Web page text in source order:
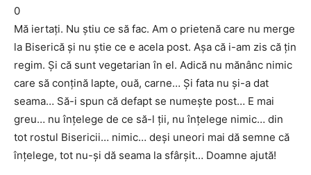
0
Mă iertaţi. Nu ştiu ce să fac. Am o prietenă care nu merge
la Biserică şi nu ştie ce e acela post. Aşa că i-am zis că ţin
regim. Şi că sunt vegetarian în el. Adică nu mănânc nimic
care să conţină lapte, ouă, carne… Şi fata nu şi-a dat
seama… Să-i spun că defapt se numeşte post… E mai
greu… nu înţelege de ce să-l ţii, nu înţelege nimic… din
tot rostul Bisericii… nimic… deşi uneori mai dă semne că
înţelege, tot nu-şi dă seama la sfârşit… Doamne ajută!